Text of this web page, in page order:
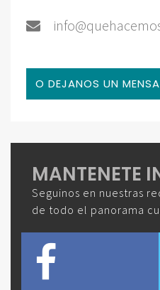
O DEJANOS UN
MANTENETE
Seguinos en nuestras
de todo el panorama